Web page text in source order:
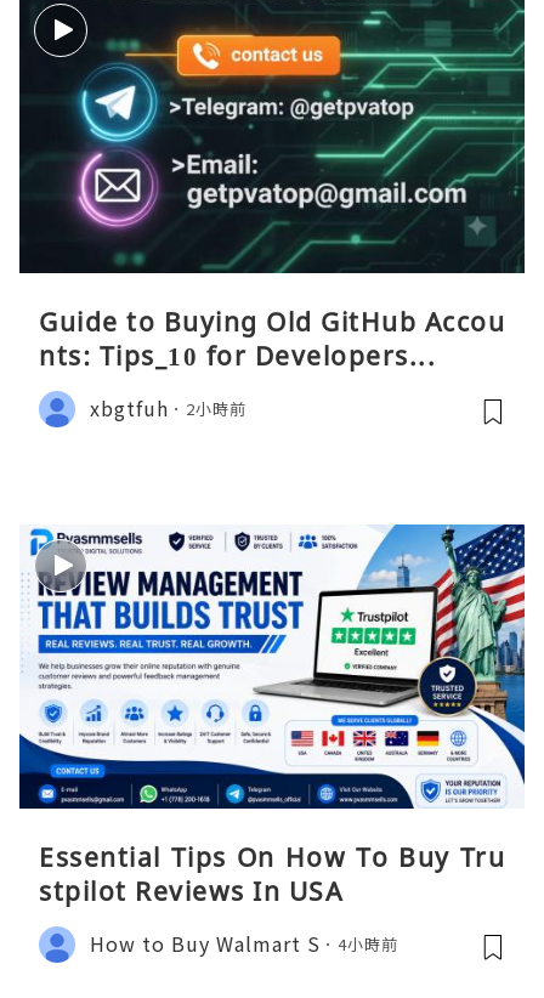
Guide to Buying Old GitHub Accou
nts: Tips_10 for Developers...
xbgtfuh 2小時前
Essential Tips On How To Buy Tru
stpilot Reviews In USA
How to Buy Walmart S 4小時前